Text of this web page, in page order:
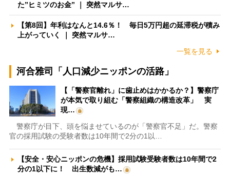
た”ヒミツのお金” ｜ 突然マルサ…
【第8回】年利はなんと14.6％！ 毎日5万円超の延滞税が積み
上がっていく ｜ 突然マルサ…
一覧を見る
河合雅司「人口減少ニッポンの活路」
【「警察官離れ」に歯止めはかかるか？】警察庁
が本気で取り組む「警察組織の構造改革」 実
現…
警察庁が目下、頭を悩ませているのが「警察官不足」だ。警察
官の採用試験の受験者数は10年間で2分の1以…
【安全・安心ニッポンの危機】採用試験受験者数は10年間で2
分の1以下に！ 出生数減がも…